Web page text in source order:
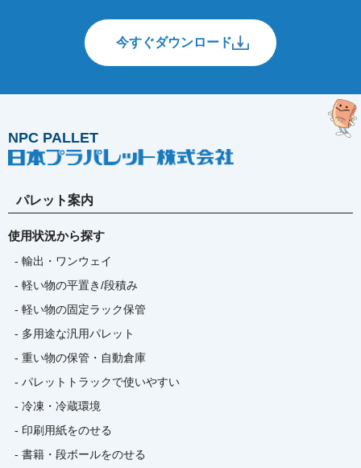
今すぐダウンロード
NPC PALLET
パレット案内
使用状況から探す
- 輸出・ワンウェイ
- 軽い物の平置き/段積み
- 軽い物の固定ラック保管
- 多用途な汎用パレット
- 重い物の保管・自動倉庫
- パレットトラックで使いやすい
- 冷凍・冷蔵環境
- 印刷用紙をのせる
- 書籍・段ボールをのせる